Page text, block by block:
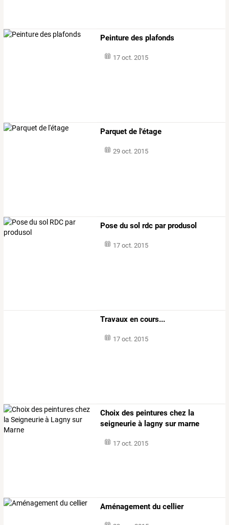
Peinture des plafonds
17 oct. 2015
Parquet de l'étage
29 oct. 2015
Pose du sol rdc par produsol
17 oct. 2015
Travaux en cours...
17 oct. 2015
Choix des peintures chez la
seigneurie à lagny sur marne
17 oct. 2015
Aménagement du cellier